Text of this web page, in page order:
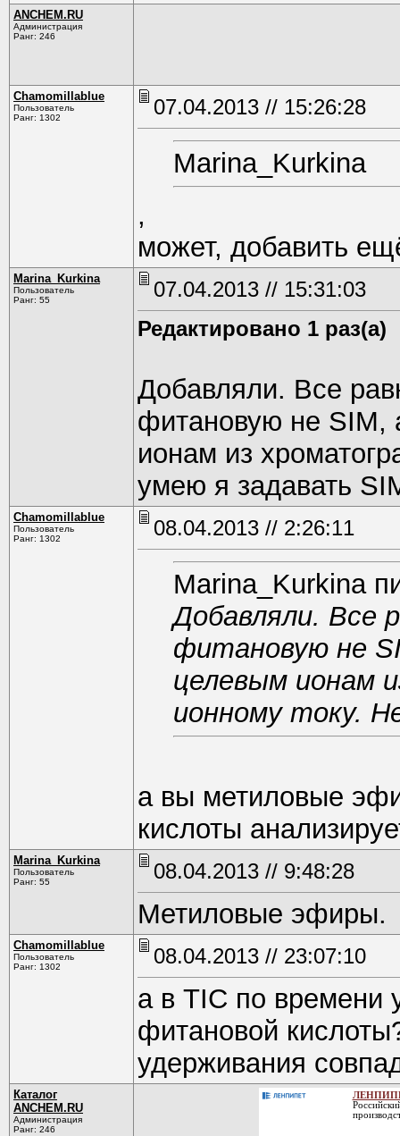
ANCHEM.RU
Администрация
Ранг: 246
Chamomillablue
Пользователь
Ранг: 1302
07.04.2013 // 15:26:28
Marina_Kurkina
,
может, добавить
Marina_Kurkina
Пользователь
Ранг: 55
07.04.2013 // 15:31:03
Редактировано 1 раз(а)
Добавляли. Все
фитановую не SIM,
ионам из
умею я задавать
Chamomillablue
Пользователь
Ранг: 1302
08.04.2013 // 2:26:11
Marina_Kurkina
Добавляли. Все
фитановую не
целевым ионам
ионному току.
а вы метиловые
кислоты
Marina_Kurkina
Пользователь
Ранг: 55
08.04.2013 // 9:48:28
Метиловые эфиры.
Chamomillablue
Пользователь
Ранг: 1302
08.04.2013 // 23:07:10
а в TIC по времени
фитановой
удерживания
Каталог
ANCHEM.RU
Администрация
Ранг: 246